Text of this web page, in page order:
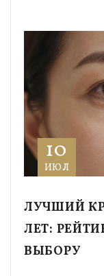
10
ИЮЛ
ЛУЧШИЙ
ЛЕТ:
ВЫБОРУ